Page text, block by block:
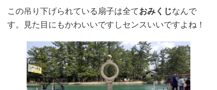
この吊り下げられている扇子は全ておみくじなんで
す。見た目にもかわいいですしセンスいいですよね！